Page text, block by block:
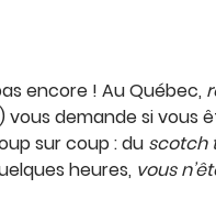
encore ! Au Québec,
demande si vous
sur coup : du scotch
heures, vous